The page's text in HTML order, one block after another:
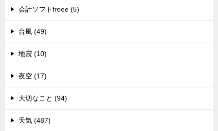
会計ソフトfreee (5)
台風 (49)
地震 (10)
夜空 (17)
大切なこと (94)
天気 (487)